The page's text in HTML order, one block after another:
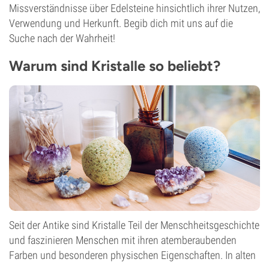
Missverständnisse über Edelsteine hinsichtlich ihrer Nutzen,
Verwendung und Herkunft. Begib dich mit uns auf die
Suche nach der Wahrheit!
Warum sind Kristalle so beliebt?
Seit der Antike sind Kristalle Teil der Menschheitsgeschichte
und faszinieren Menschen mit ihren atemberaubenden
Farben und besonderen physischen Eigenschaften. In alten